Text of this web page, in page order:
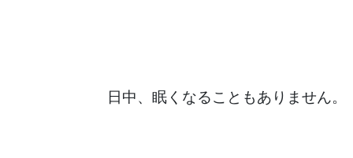
日中、眠くなることもありません。